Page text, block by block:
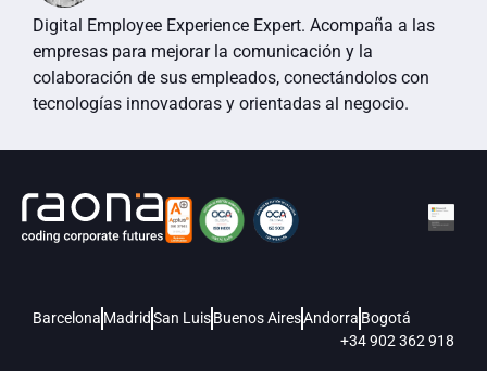
Digital Employee Experience Expert. Acompaña a las
empresas para mejorar la comunicación y la
colaboración de sus empleados, conectándolos con
tecnologías innovadoras y orientadas al negocio.
Barcelona MadridSan LuisBuenos AiresAndorra Bogotá
+34 902 362 918